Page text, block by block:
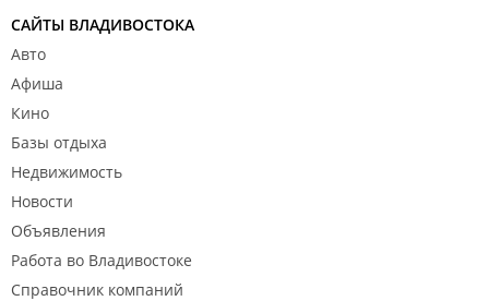
САЙТЫ ВЛАДИВОСТОКА
Авто
Афиша
Кино
Базы отдыха
Недвижимость
Новости
Объявления
Работа во Владивостоке
Справочник компаний